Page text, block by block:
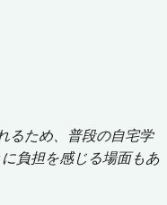
るため、普段の自宅学
負担を感じる場面もあ